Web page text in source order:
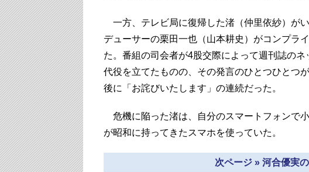
一方、テレビ局に復帰した渚（仲里依紗）が
デューサーの栗田一也（山本耕史）がコンプラ
た。番組の司会者が4股交際によって週刊誌の
代役を立てたものの、その発言のひとつひとつ
後に「お詫びいたします」の連続だった。
危機に陥った渚は、自分のスマートフォンで
が昭和に持ってきたスマホを使っていた。
次ページ » 河合優実